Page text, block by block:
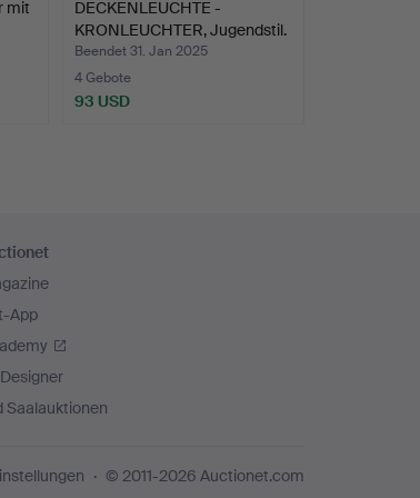
mit
DECKENLEUCHTE -
KRONLEUCHTER, Jugendstil.
Beendet 31. Jan 2025
4 Gebote
93 USD
App
Saalauktionen
© 2011-2026 Auctionet.com